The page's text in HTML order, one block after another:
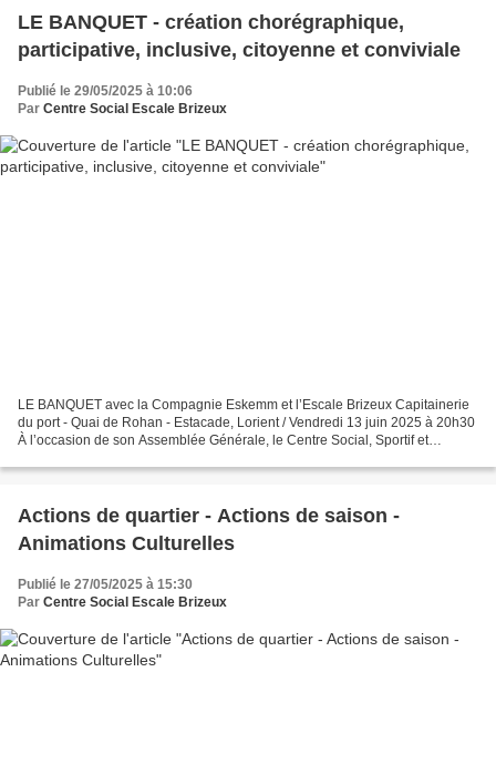
LE BANQUET - création chorégraphique,
participative, inclusive, citoyenne et conviviale
Publié le 29/05/2025 à 10:06
Par Centre Social Escale Brizeux
LE BANQUET avec la Compagnie Eskemm et l’Escale Brizeux Capitainerie
du port - Quai de Rohan - Estacade, Lorient / Vendredi 13 juin 2025 à 20h30
À l’occasion de son Assemblée Générale, le Centre Social, Sportif et
Actions de quartier - Actions de saison -
Animations Culturelles
Publié le 27/05/2025 à 15:30
Par Centre Social Escale Brizeux